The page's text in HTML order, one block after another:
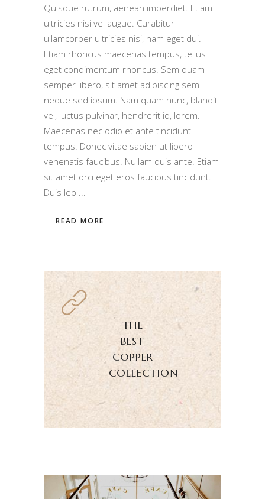
Quisque rutrum, aenean imperdiet. Etiam
ultricies nisi vel augue. Curabitur
ullamcorper ultricies nisi, nam eget dui.
Etiam rhoncus maecenas tempus, tellus
eget condimentum rhoncus. Sem quam
semper libero, sit amet adipiscing sem
neque sed ipsum. Nam quam nunc, blandit
vel, luctus pulvinar, hendrerit id, lorem.
Maecenas nec odio et ante tincidunt
tempus. Donec vitae sapien ut libero
venenatis faucibus. Nullam quis ante. Etiam
sit amet orci eget eros faucibus tincidunt.
Duis leo
READ MORE
THE
BEST
COPPER
COLLECTION